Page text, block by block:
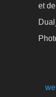
et